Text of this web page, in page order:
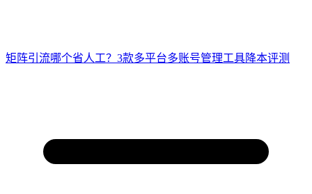
矩阵引流哪个省人工？3款多平台多账号管理工具降本评测